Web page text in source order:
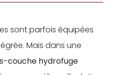
sont parfois équipées
Mais dans une
couche hydrofuge